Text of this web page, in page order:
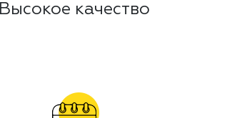
Высокое качество